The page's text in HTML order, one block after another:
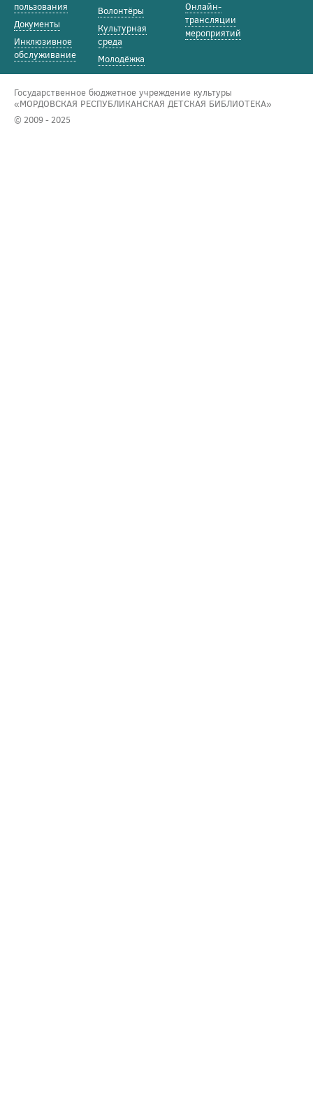
пользования
Документы
Инклюзивное
обслуживание
Волонтёры
Культурная
среда
Молодёжка
Онлайн-
трансляции
мероприятий
Государственное бюджетное учреждение культуры
«МОРДОВСКАЯ РЕСПУБЛИКАНСКАЯ ДЕТСКАЯ БИБЛИОТЕКА»
© 2009 - 2025